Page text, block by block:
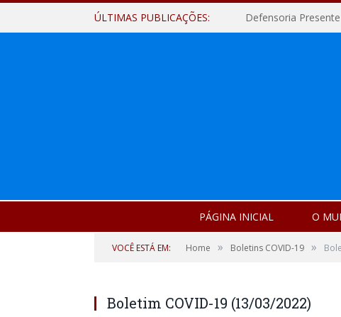
ÚLTIMAS PUBLICAÇÕES: Defensoria Presente
PÁGINA INICIAL O
VOCÊ ESTÁ EM: Home » Boletins COVID-19 »
Boletim COVID-19 (13/03/2022)